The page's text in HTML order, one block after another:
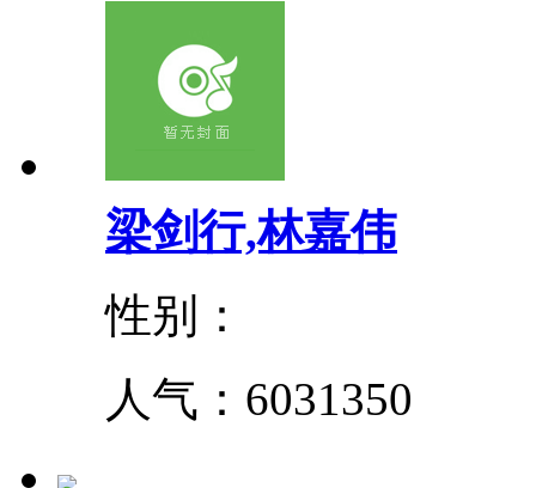
梁剑行,林嘉伟
性别：
人气： 6031350